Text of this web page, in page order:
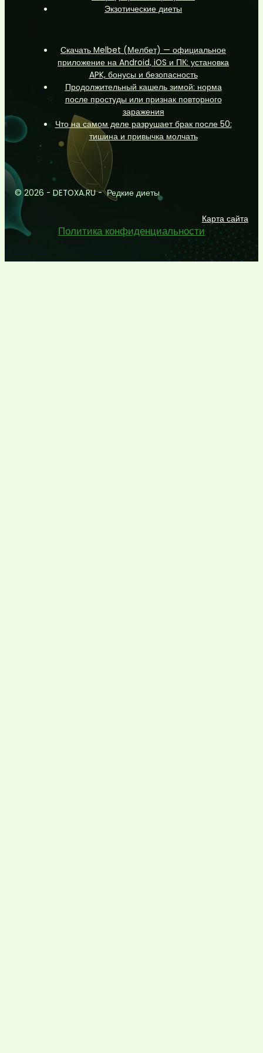
Экзотические диеты
Скачать Melbet (Мелбет) — официальное
приложение на Android, iOS и ПК: установка
APK, бонусы и безопасность
Продолжительный кашель зимой: норма
после простуды или признак повторного
заражения
Что на самом деле разрушает брак после 50:
тишина и привычка молчать
© 2026 - DETOXA.RU - Редкие диеты
Карта сайта
Политика конфиденциальности